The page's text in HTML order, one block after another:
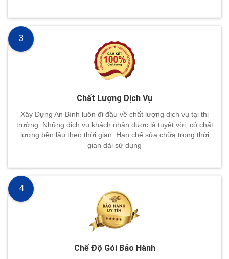
Chất Lượng Dịch Vụ
Xây Dựng An Bình luôn đi đầu về chất lượng dịch vụ tại thị
trường. Những dịch vụ khách nhận được là tuyệt vời, có chất
lượng bền lâu theo thời gian. Hạn chế sửa chữa trong thời
gian dài sử dụng
3
Chế Độ Gói Bảo Hành
4